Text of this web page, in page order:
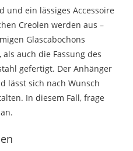
ein lässiges Accessoire
Creolen werden aus –
Glascabochons
auch die Fassung des
gefertigt. Der Anhänger
lässt sich nach Wunsch
In diesem Fall, frage